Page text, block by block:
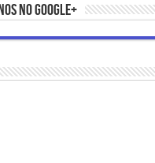
no Google+